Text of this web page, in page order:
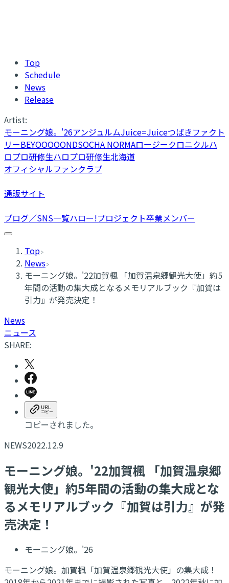
Top
Schedule
News
Release
Artist:
モーニング娘。'26アンジュルムJuice=Juiceつばきファクト
リーBEYOOOOONDSOCHA NORMAロージークロニクルハ
ロプロ研修生ハロプロ研修生北海道
オフィシャルファンクラブ
通販サイト
ブログ／SNS一覧ハロー!プロジェクト卒業メンバー
Top
News
モーニング娘。'22加賀楓 「加賀温泉郷観光大使」約5
年間の活動の集大成となるメモリアルブック『加賀は
引力』が発売決定！
News
ニュース
SHARE:
コピーされました。
NEWS2022.12.9
モーニング娘。'22加賀楓 「加賀温泉郷
観光大使」約5年間の活動の集大成とな
るメモリアルブック『加賀は引力』が発
売決定！
モーニング娘。'26
モーニング娘。加賀楓「加賀温泉郷観光大使」の集大成！